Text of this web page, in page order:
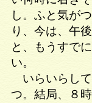
し。ふと気が
り、今は、午
と、もうすで
い。
いらいらして
つ。結局、８